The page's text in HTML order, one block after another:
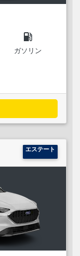
local_gas_station
ガソリン
エステート